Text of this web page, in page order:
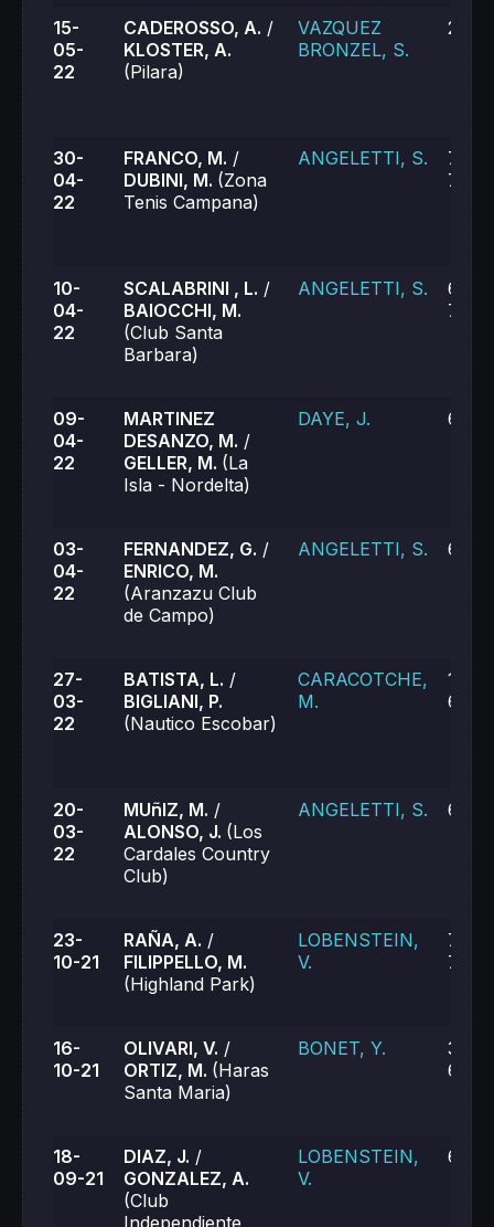
15-
05-
22
CADEROSSO, A. /
KLOSTER, A.
(Pilara)
VAZQUEZ
BRONZEL, S.
2-6,
30-
04-
22
FRANCO, M. /
DUBINI, M. (Zona
Tenis Campana)
ANGELETTI, S.
7-5,
7-6
10-
04-
22
SCALABRINI , L. /
BAIOCCHI, M.
(Club Santa
Barbara)
ANGELETTI, S.
6-1,
7-6
09-
04-
22
MARTINEZ
DESANZO, M. /
GELLER, M. (La
Isla - Nordelta)
DAYE, J. 6-1,
03-
04-
22
FERNANDEZ, G. /
ENRICO, M.
(Aranzazu Club
de Campo)
ANGELETTI, S. 6-2,
27-
03-
22
BATISTA, L. /
BIGLIANI, P.
(Nautico Escobar)
CARACOTCHE,
M.
1-6,
6-7
20-
03-
22
MUñIZ, M. /
ALONSO, J. (Los
Cardales Country
Club)
ANGELETTI, S. 6-4,
23-
10-21
RAÑA, A. /
FILIPPELLO, M.
(Highland Park)
LOBENSTEIN,
V.
7-5,
7-6
16-
10-21
OLIVARI, V. /
ORTIZ, M. (Haras
Santa Maria)
BONET, Y.
3-6,
6-7
18-
09-21
DIAZ, J. /
GONZALEZ, A.
(Club
Independiente
LOBENSTEIN,
V.
6-2,